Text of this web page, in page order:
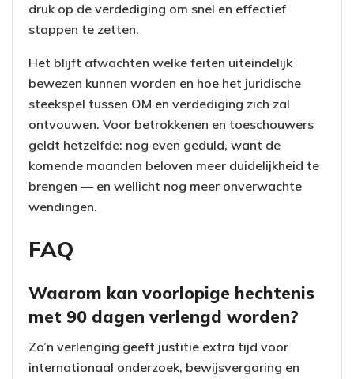
druk op de verdediging om snel en effectief
stappen te zetten.
Het blijft afwachten welke feiten uiteindelijk
bewezen kunnen worden en hoe het juridische
steekspel tussen OM en verdediging zich zal
ontvouwen. Voor betrokkenen en toeschouwers
geldt hetzelfde: nog even geduld, want de
komende maanden beloven meer duidelijkheid te
brengen — en wellicht nog meer onverwachte
wendingen.
FAQ
Waarom kan voorlopige hechtenis
met 90 dagen verlengd worden?
Zo’n verlenging geeft justitie extra tijd voor
internationaal onderzoek, bewijsvergaring en